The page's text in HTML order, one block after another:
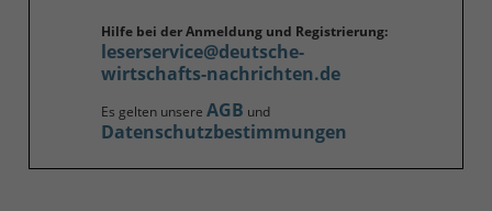
Hilfe bei der Anmeldung und Registrierung:
leserservice@deutsche-
wirtschafts-nachrichten.de
Es gelten unsere AGB und
Datenschutzbestimmungen